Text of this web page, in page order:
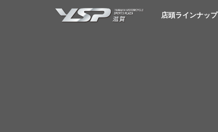
YSP滋賀店頭ラインナップ